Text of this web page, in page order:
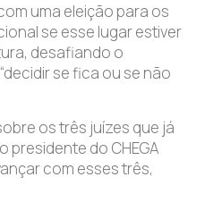
uma eleição para os
se esse lugar estiver
desafiando o
se fica ou se não
os três juízes que já
presidente do CHEGA
com esses três,